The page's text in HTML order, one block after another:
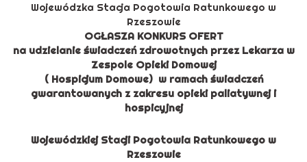
Wojewódzka Stacja Pogotowia Ratunkowego w
Rzeszowie
OGŁASZA KONKURS OFERT
na udzielanie świadczeń zdrowotnych przez Lekarza w
Zespole Opieki Domowej
( Hospicjum Domowe) w ramach świadczeń
gwarantowanych z zakresu opieki paliatywnej i
hospicyjnej
Wojewódzkiej Stacji Pogotowia Ratunkowego w
Rzeszowie